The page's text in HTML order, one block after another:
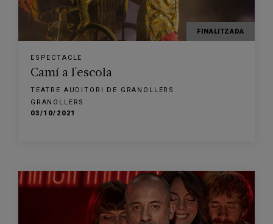
FINALITZADA
ESPECTACLE
Camí a l'escola
TEATRE AUDITORI DE GRANOLLERS
GRANOLLERS
03/10/2021